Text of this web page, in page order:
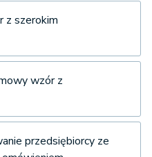
z szerokim
wzór z
przedsiębiorcy ze